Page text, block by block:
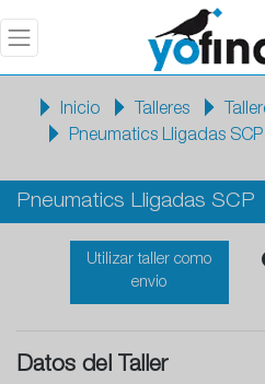
Inicio Talleres
Pneumatics Lligadas SCP
Pneumatics Lligadas SCP
Utilizar taller como
envio
Datos del Taller